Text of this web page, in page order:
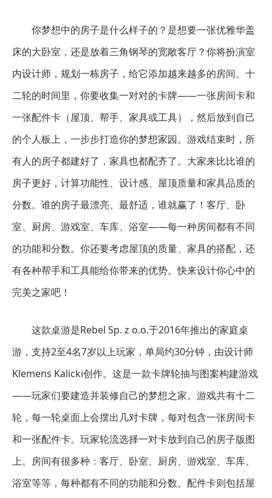
你梦想中的房子是什么样子的？是想要一张优雅华盖
床的大卧室，还是放着三角钢琴的宽敞客厅？你将扮演室
内设计师，规划一栋房子，给它添加越来越多的房间。十
二轮的时间里，你要收集一对对的卡牌——一张房间卡和
一张配件卡（屋顶、帮手、家具或工具），然后放到自己
的个人板上，一步步打造你的梦想家园。游戏结束时，所
有人的房子都建好了，家具也都配齐了。大家来比比谁的
房子更好，计算功能性、设计感、屋顶质量和家具品质的
分数。谁的房子最漂亮、最舒适，谁就赢了！客厅、卧
室、厨房、游戏室、车库、浴室——每一种房间都有不同
的功能和分数。你还要考虑屋顶的质量、家具的搭配，还
有各种帮手和工具能给你带来的优势。快来设计你心中的
完美之家吧！
这款桌游是Rebel Sp. z o.o.于2016年推出的家庭桌
游，支持2至4名7岁以上玩家，单局约30分钟，由设计师
Klemens Kalicki创作。这是一款卡牌轮抽与图案构建游戏
——玩家们要建造并装修自己的梦想之家。游戏共有十二
轮，每一轮桌面上会摆出几对卡牌，每对包含一张房间卡
和一张配件卡。玩家轮流选择一对卡放到自己的房子版图
上。房间有很多种：客厅、卧室、厨房、游戏室、车库、
浴室等等，每种都有不同的功能和分数。配件卡则包括屋